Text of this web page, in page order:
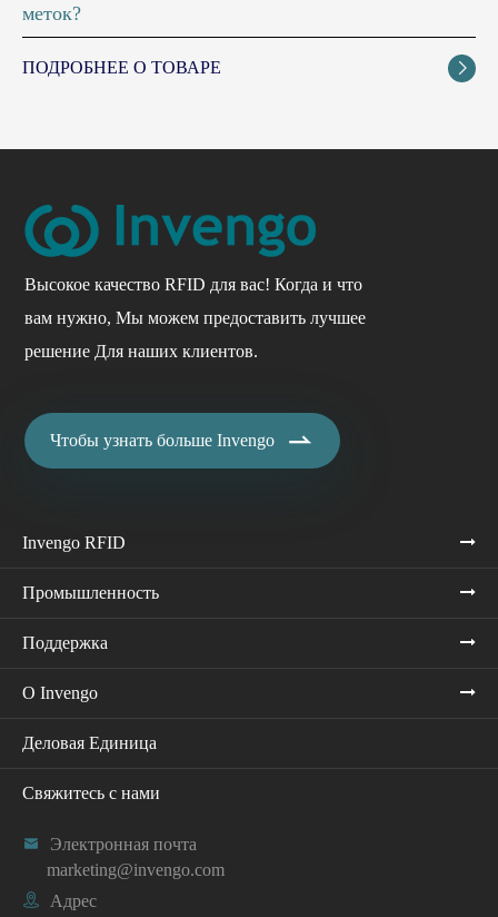
меток?
ПОДРОБНЕЕ О ТОВАРЕ 
Высокое качество RFID для вас! Когда и что
вам нужно, Мы можем предоставить лучшее
решение Для наших клиентов.
Чтобы узнать больше Invengo 
Invengo RFID
Промышленность
Поддержка
О Invengo
Деловая Единица
Свяжитесь с нами

Электронная почта
marketing@invengo.com
 Адрес